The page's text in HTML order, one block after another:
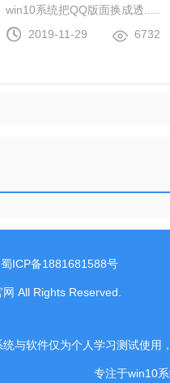
win10系统把QQ版面换成透.....
2019-11-29
6732
蜀ICP备1881681588号
All Rights Reserved.
与软件仅为个人学习测试使用
专注于win10